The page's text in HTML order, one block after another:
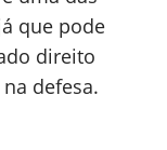
que pode
direito
defesa.